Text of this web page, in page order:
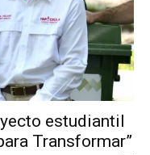
estudiantil
Transformar”